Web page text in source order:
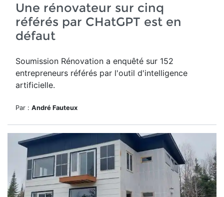
Une rénovateur sur cinq
référés par CHatGPT est en
défaut
Soumission Rénovation a enquêté sur 152
entrepreneurs référés par l'outil d'intelligence
artificielle.
Par : André Fauteux